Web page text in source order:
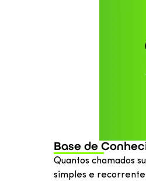
Base de
Quantos chamados
simples e